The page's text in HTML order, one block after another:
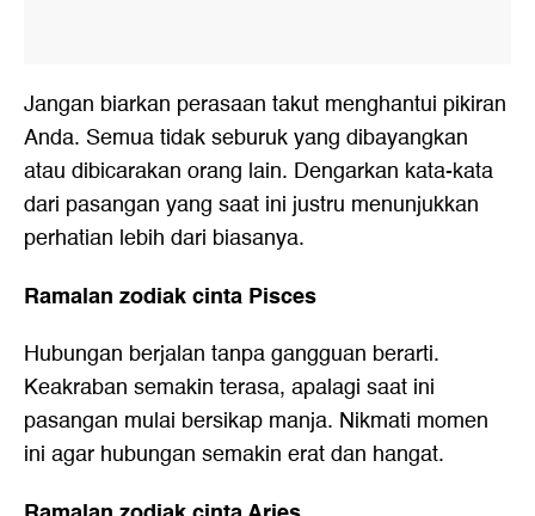
Jangan biarkan perasaan takut menghantui pikiran
Anda. Semua tidak seburuk yang dibayangkan
atau dibicarakan orang lain. Dengarkan kata-kata
dari pasangan yang saat ini justru menunjukkan
perhatian lebih dari biasanya.
Ramalan zodiak cinta Pisces
Hubungan berjalan tanpa gangguan berarti.
Keakraban semakin terasa, apalagi saat ini
pasangan mulai bersikap manja. Nikmati momen
ini agar hubungan semakin erat dan hangat.